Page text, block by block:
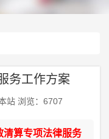
务工作方案
站 浏览：6707
清算专项法律服务